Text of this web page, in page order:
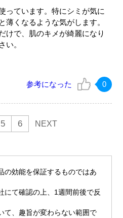
っています。特にシミが気に
薄くなるような気がします。
けで、肌のキメが綺麗になり
い。
参考になった 0
5 6 NEXT
の効能を保証するものではあ
にて確認の上、1週間前後で反
て、趣旨が変わらない範囲で